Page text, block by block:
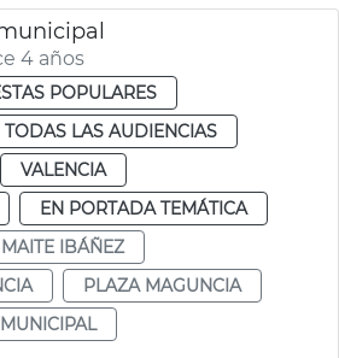
4 años
POPULARES
TODAS LAS AUDIENCIAS
VALENCIA
EN PORTADA TEMÁTICA
MAITE IBÁÑEZ
PLAZA MAGUNCIA